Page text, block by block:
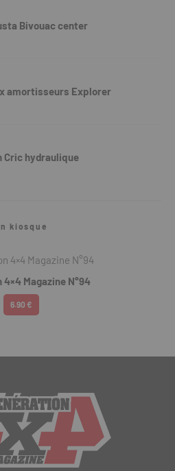
Bivouac center
amortisseurs Explorer
Cric hydraulique
kiosque
4×4 Magazine N°94
6.90 €